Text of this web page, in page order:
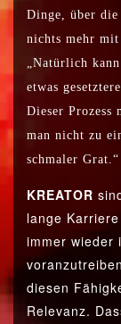
Dinge, über die
nichts mehr
„Natürlich
etwas
Dieser Prozess
man nicht zu
schmaler Grat.“
KREATOR
lange
immer wieder
diesen
Relevanz.